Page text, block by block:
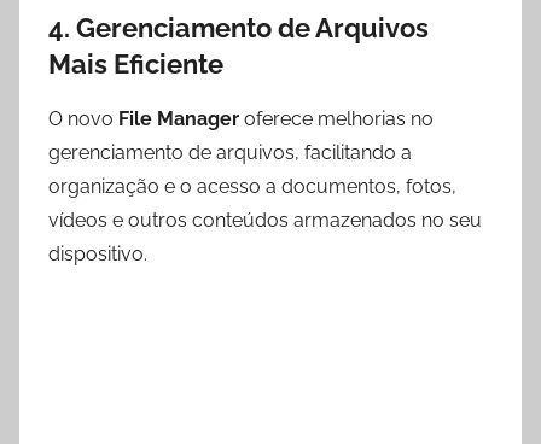
4. Gerenciamento de Arquivos
Mais Eficiente
O novo File Manager oferece melhorias no
gerenciamento de arquivos, facilitando a
organização e o acesso a documentos, fotos,
vídeos e outros conteúdos armazenados no seu
dispositivo.